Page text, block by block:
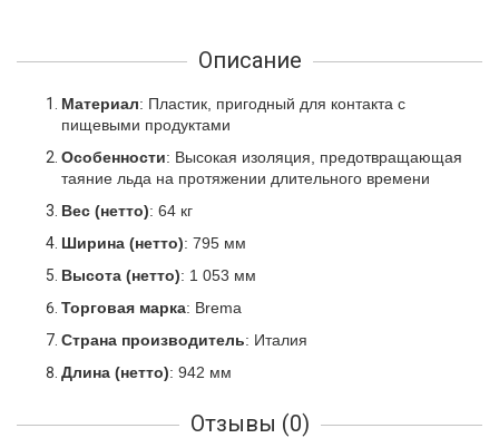
Описание
Материал: Пластик, пригодный для контакта с
пищевыми продуктами
Особенности: Высокая изоляция, предотвращающая
таяние льда на протяжении длительного времени
Вес (нетто): 64 кг
Ширина (нетто): 795 мм
Высота (нетто): 1 053 мм
Торговая марка: Brema
Страна производитель: Италия
Длина (нетто): 942 мм
Отзывы (0)